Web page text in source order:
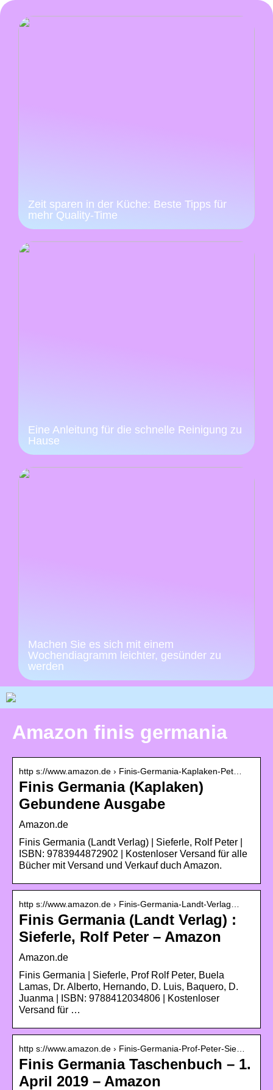
Zeit sparen in der Küche: Beste Tipps für
mehr Quality-Time
Eine Anleitung für die schnelle Reinigung zu
Hause
Machen Sie es sich mit einem
Wochendiagramm leichter, gesünder zu
werden
Amazon finis germania
http s://www.amazon.de › Finis-Germania-Kaplaken-Pet…
Finis Germania (Kaplaken)
Gebundene Ausgabe
Amazon.de
Finis Germania (Landt Verlag) | Sieferle, Rolf Peter |
ISBN: 9783944872902 | Kostenloser Versand für alle
Bücher mit Versand und Verkauf duch Amazon.
http s://www.amazon.de › Finis-Germania-Landt-Verlag…
Finis Germania (Landt Verlag) :
Sieferle, Rolf Peter – Amazon
Amazon.de
Finis Germania | Sieferle, Prof Rolf Peter, Buela
Lamas, Dr. Alberto, Hernando, D. Luis, Baquero, D.
Juanma | ISBN: 9788412034806 | Kostenloser
Versand für …
http s://www.amazon.de › Finis-Germania-Prof-Peter-Sie…
Finis Germania Taschenbuch – 1.
April 2019 – Amazon